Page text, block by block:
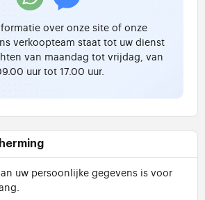
over onze site of onze
verkoopteam staat tot uw dienst
van maandag tot vrijdag, van
uur tot 17.00 uur.
uw persoonlijke gegevens is voor